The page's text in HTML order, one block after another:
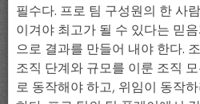
필수다. 프로 팀 구성원의 한 사
이겨야 최고가 될 수 있다는 믿
으로 결과를 만들어 내야 한다.
조직 단계와 규모를 이룬 조직
로 동작해야 하고, 위임이 동작